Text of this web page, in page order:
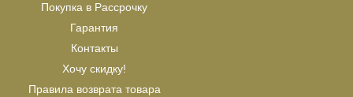
Покупка в Рассрочку
Гарантия
Контакты
Хочу скидку!
Правила возврата товара